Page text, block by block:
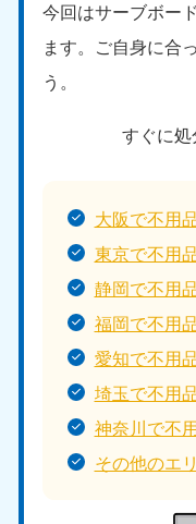
今回はサーブボー
ます。ご自身に合
う。
すぐに処
大阪で不用
東京で不用
静岡で不用
福岡で不用
愛知で不用
埼玉で不用
神奈川で不
その他のエ